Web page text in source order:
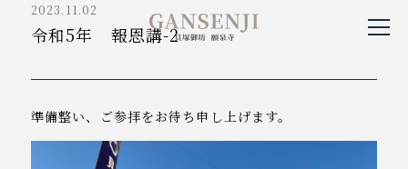
2023.11.02
令和5年 報恩講-2
準備整い、ご参拝をお待ち申し上げます。